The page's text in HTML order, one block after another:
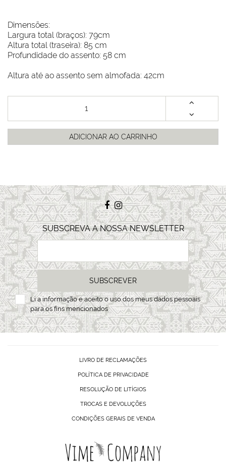
Dimensões:
Largura total (braços): 79cm
Altura total (traseira): 85 cm
Profundidade do assento: 58 cm
Altura até ao assento sem almofada: 42cm
ADICIONAR AO CARRINHO
SUBSCREVA A NOSSA NEWSLETTER
SUBSCREVER
Li ainformaçãoe aceito o uso dos meus dados pessoais
para os fins mencionados
LIVRO DE RECLAMAÇÕES
POLÍTICA DE PRIVACIDADE
RESOLUÇÃO DE LITÍGIOS
TROCAS E DEVOLUÇÕES
CONDIÇÕES GERAIS DE VENDA